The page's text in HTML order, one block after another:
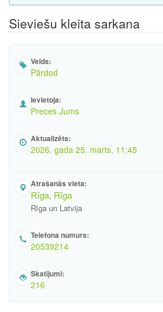
Sieviešu kleita sarkana
Veids:
Pārdod
Ievietoja:
Preces Jums
Aktualizēts:
2026. gada 25. marts, 11:45
Atrašanās vieta:
Rīga, Rīga
Rīga un Latvija
Telefona numurs:
20539214
Skatījumi:
216